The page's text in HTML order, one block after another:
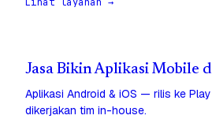
Jasa Bikin Aplikasi Mobile
Aplikasi Android & iOS — rilis ke
dikerjakan tim in-house.